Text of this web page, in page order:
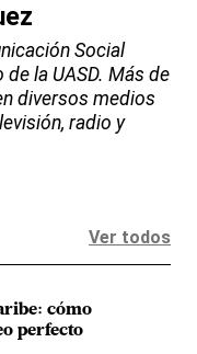
Social
la UASD. Más de
diversos medios
radio y
Ver todos
cómo
perfecto